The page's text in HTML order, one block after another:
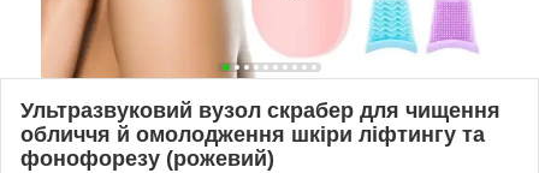
Ультразвуковий вузол скрабер для чищення
обличчя й омолодження шкіри ліфтингу та
фонофорезу (рожевий)